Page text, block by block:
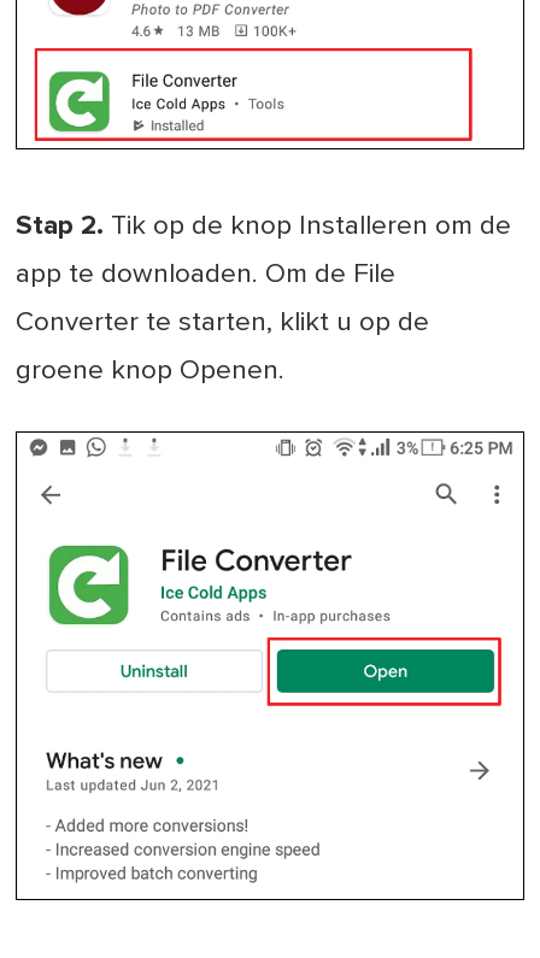
Stap 2. Tik op de knop Installeren om de
app te downloaden. Om de File
Converter te starten, klikt u op de
groene knop Openen.